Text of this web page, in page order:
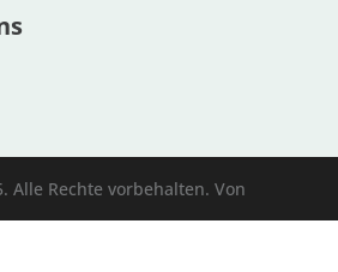
Alle Rechte vorbehalten. Von